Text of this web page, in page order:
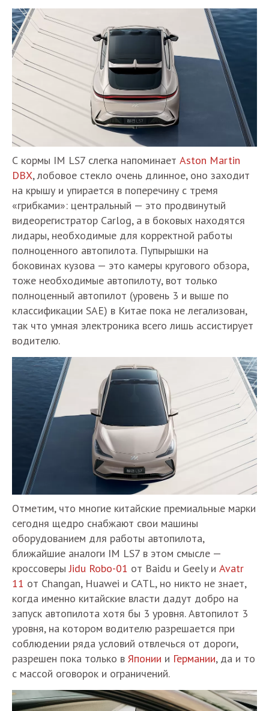
С кормы IM LS7 слегка напоминает Aston Martin
DBX, лобовое стекло очень длинное, оно заходит
на крышу и упирается в поперечину с тремя
«грибками»: центральный — это продвинутый
видеорегистратор Carlog, а в боковых находятся
лидары, необходимые для корректной работы
полноценного автопилота. Пупырышки на
боковинах кузова — это камеры кругового обзора,
тоже необходимые автопилоту, вот только
полноценный автопилот (уровень 3 и выше по
классификации SAE) в Китае пока не легализован,
так что умная электроника всего лишь ассистирует
водителю.
Отметим, что многие китайские премиальные марки
сегодня щедро снабжают свои машины
оборудованием для работы автопилота,
ближайшие аналоги IM LS7 в этом смысле —
кроссоверыJidu Robo-01 от Baidu и Geely и Avatr
11 от Changan, Huawei и CATL, но никто не знает,
когда именно китайские власти дадут добро на
запуск автопилота хотя бы 3 уровня. Автопилот 3
уровня, на котором водителю разрешается при
соблюдении ряда условий отвлечься от дороги,
разрешен пока только в Японии и Германии, да и то
с массой оговорок и ограничений.